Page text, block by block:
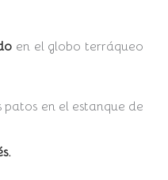
en el globo terráqueo
en el estanque de